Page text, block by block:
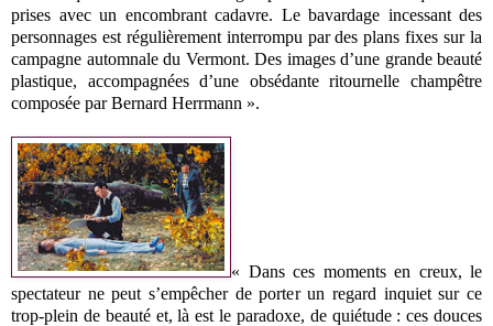
prises avec un encombrant cadavre. Le bavardage incessant des
personnages est régulièrement interrompu par des plans fixes sur la
campagne automnale du Vermont. Des images d’une grande beauté
plastique, accompagnées d’une obsédante ritournelle champêtre
composée par Bernard Herrmann ».
« Dans ces moments en creux, le
spectateur ne peut s’empêcher de porter un regard inquiet sur ce
trop-plein de beauté et, là est le paradoxe, de quiétude : ces douces